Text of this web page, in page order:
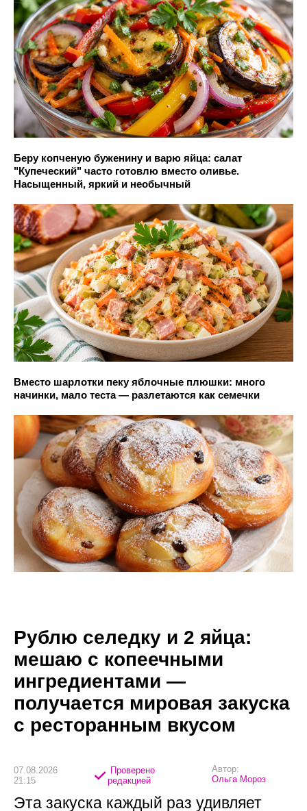
Беру копченую буженину и варю яйца: салат
"Купеческий" часто готовлю вместо оливье.
Насыщенный, яркий и необычный
Вместо шарлотки пеку яблочные плюшки: много
начинки, мало теста — разлетаются как семечки
Рублю селедку и 2 яйца:
мешаю с копеечными
ингредиентами —
получается мировая закуска
с ресторанным вкусом
07.08.2026
21:15
Проверено
редакцией
Автор:
Ольга Мороз
Эта закуска каждый раз удивляет